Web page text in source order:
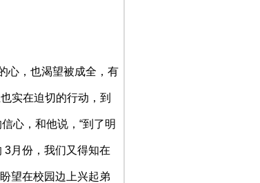
心，也渴望被成全，有
实在迫切的行动，到
心，和他说，“到了明
3月份，我们又得知在
望在校园边上兴起弟